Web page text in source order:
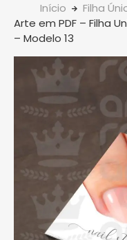
Início Filha
Arte em PDF – Filha
– Modelo 13